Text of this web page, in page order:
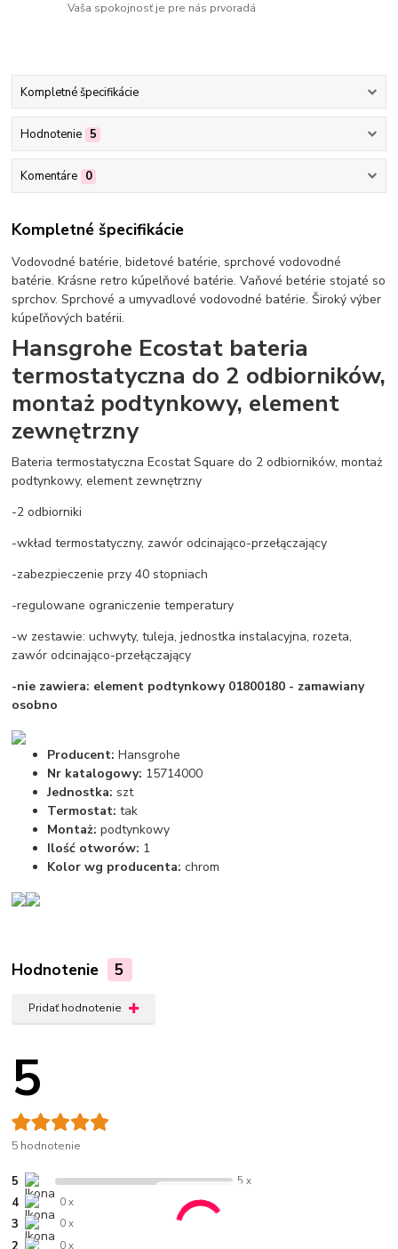
Vaša spokojnosť je pre nás prvoradá
Kompletné špecifikácie
Hodnotenie 5
Komentáre 0
Kompletné špecifikácie
Vodovodné batérie, bidetové batérie, sprchové vodovodné
batérie. Krásne retro kúpelňové batérie. Vaňové betérie stojaté so
sprchov. Sprchové a umyvadlové vodovodné batérie. Široký výber
kúpeľňových batérii.
Hansgrohe Ecostat bateria
termostatyczna do 2 odbiorników,
montaż podtynkowy, element
zewnętrzny
Bateria termostatyczna Ecostat Square do 2 odbiorników, montaż
podtynkowy, element zewnętrzny
-2 odbiorniki
-wkład termostatyczny, zawór odcinająco-przełączający
-zabezpieczenie przy 40 stopniach
-regulowane ograniczenie temperatury
-w zestawie: uchwyty, tuleja, jednostka instalacyjna, rozeta,
zawór odcinająco-przełączający
-nie zawiera: element podtynkowy 01800180 - zamawiany
osobno
Producent: Hansgrohe
Nr katalogowy: 15714000
Jednostka: szt
Termostat: tak
Montaż: podtynkowy
Ilość otworów: 1
Kolor wg producenta: chrom
Hodnotenie 5
Pridať hodnotenie
5
5 hodnotenie
5 5 x
4 0 x
3 0 x
0 x